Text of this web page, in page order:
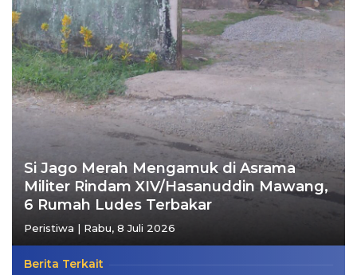
Si Jago Merah Mengamuk di Asrama
Militer Rindam XIV/Hasanuddin Mawang,
6 Rumah Ludes Terbakar
Peristiwa | Rabu, 8 Juli 2026
Berita Terkait